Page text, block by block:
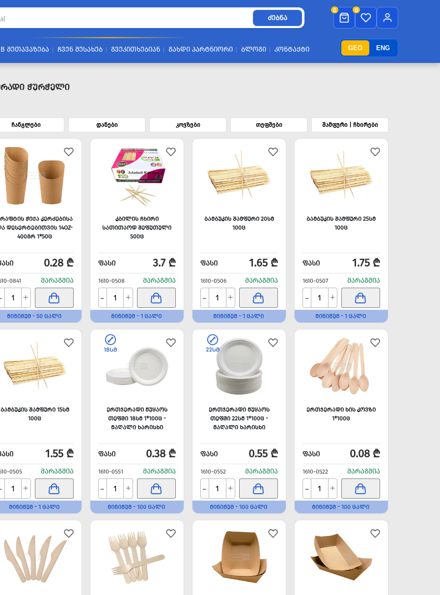
GEO ENG
ᲫᲔᲑᲜᲐ
0 0
ᲨᲔᲗᲐᲕᲐᲖᲔᲑᲐ ᲩᲕᲔᲜ ᲨᲔᲡᲐᲮᲔᲑ ᲒᲕᲔᲙᲘᲗᲮᲔᲑᲘᲐᲜ ᲒᲐᲮᲓᲘ ᲞᲐᲠᲢᲜᲘᲝᲠᲘ ᲑᲚᲝᲒᲘ ᲙᲝᲜᲢᲐᲥᲢᲘ
Ჭურჭელი
ჩანგლები დანები კოვზები თეფშები შამფური | ჩხირები
ᲭᲘᲥᲐ ᲙᲔᲠᲫᲔᲑᲘᲡᲐ
ᲓᲔᲡᲔᲠᲢᲔᲑᲘᲗᲕᲘᲡ 14OZ-
400ᲒᲠ 1*50Ც
0.28 ₾
0841 ᲛᲐᲠᲐᲒᲨᲘᲐ
+
ᲛᲘᲜᲘᲛᲣᲛ - 50 ᲪᲐᲚᲘ
ᲙᲑᲘᲚᲘᲡ ᲩᲮᲘᲠᲘ
ᲡᲐᲗᲘᲗᲐᲝᲓ ᲨᲔᲤᲣᲗᲣᲚᲘ
500Ც
ᲤᲐᲡᲘ 3.7 ₾
1610-0508 ᲛᲐᲠᲐᲒᲨᲘᲐ
- +
ᲛᲘᲜᲘᲛᲣᲛ - 1 ᲪᲐᲚᲘ
ᲑᲐᲛᲑᲣᲙᲘᲡ ᲨᲐᲛᲤᲣᲠᲘ 20ᲡᲛ
100Ც
ᲤᲐᲡᲘ 1.65 ₾
1610-0506 ᲛᲐᲠᲐᲒᲨᲘᲐ
- +
ᲛᲘᲜᲘᲛᲣᲛ - 1 ᲪᲐᲚᲘ
ᲑᲐᲛᲑᲣᲙᲘᲡ ᲨᲐᲛᲤᲣᲠᲘ 25ᲡᲛ
100Ც
ᲤᲐᲡᲘ 1.75 ₾
1610-0507 ᲛᲐᲠᲐᲒᲨᲘᲐ
- +
ᲛᲘᲜᲘᲛᲣᲛ - 1 ᲪᲐᲚᲘ
ᲑᲐᲛᲑᲣᲙᲘᲡ ᲨᲐᲛᲤᲣᲠᲘ 15ᲡᲛ
100Ც
1.55 ₾
0505 ᲛᲐᲠᲐᲒᲨᲘᲐ
+
ᲛᲘᲜᲘᲛᲣᲛ - 1 ᲪᲐᲚᲘ
ᲔᲠᲗᲯᲔᲠᲐᲓᲘ ᲛᲣᲧᲐᲝᲡ
ᲗᲔᲤᲨᲘ 18ᲡᲛ 1*100Ც -
ᲛᲐᲦᲐᲚᲘ ᲮᲐᲠᲘᲡᲮᲘ
ᲤᲐᲡᲘ 0.38 ₾
1610-0551 ᲛᲐᲠᲐᲒᲨᲘᲐ
- +
ᲛᲘᲜᲘᲛᲣᲛ - 100 ᲪᲐᲚᲘ
ᲔᲠᲗᲯᲔᲠᲐᲓᲘ ᲛᲣᲧᲐᲝᲡ
ᲗᲔᲤᲨᲘ 22ᲡᲛ 1*100Ც -
ᲛᲐᲦᲐᲚᲘ ᲮᲐᲠᲘᲡᲮᲘ
ᲤᲐᲡᲘ 0.55 ₾
1610-0552 ᲛᲐᲠᲐᲒᲨᲘᲐ
- +
ᲛᲘᲜᲘᲛᲣᲛ - 100 ᲪᲐᲚᲘ
ᲔᲠᲗᲯᲔᲠᲐᲓᲘ ᲮᲘᲡ ᲙᲝᲕᲖᲘ
1*100Ც
ᲤᲐᲡᲘ 0.08 ₾
1610-0522 ᲛᲐᲠᲐᲒᲨᲘᲐ
- +
ᲛᲘᲜᲘᲛᲣᲛ - 100 ᲪᲐᲚᲘ